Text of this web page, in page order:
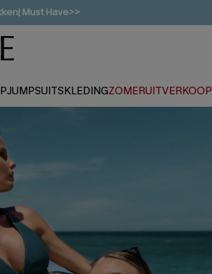
Must Have>>
korting>>
1D:11H:33M:30S
JUMPSUITSKLEDINGZOMERUITVERKOOP